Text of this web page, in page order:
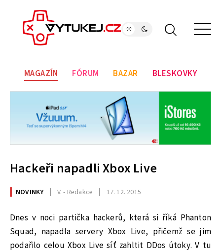
MAGAZÍN FÓRUM BAZAR BLESKOVKY
Hackeři napadli Xbox Live
NOVINKY V. - Redakce 17. 12. 2015
Dnes v noci partička hackerů, která si říká Phanton
Squad, napadla servery Xbox Live, přičemž se jim
podařilo celou Xbox Live síť zahltit DDos útoky. V tu